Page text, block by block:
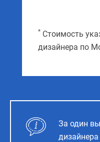
* Стоимость
дизайнера по
За один